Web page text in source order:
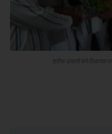
शरीफ अंसारी बने विधायक